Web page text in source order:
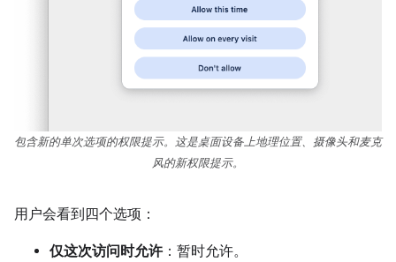
包含新的单次选项的权限提示。这是桌面设备上地理位置、摄像头和麦克
风的新权限提示。
用户会看到四个选项：
仅这次访问时允许 ：暂时允许。